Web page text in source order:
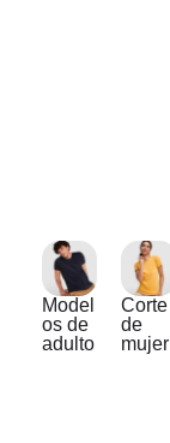
Model
os de
adulto
Corte
de
mujer